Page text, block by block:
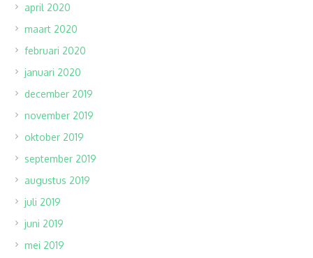
april 2020
maart 2020
februari 2020
januari 2020
december 2019
november 2019
oktober 2019
september 2019
augustus 2019
juli 2019
juni 2019
mei 2019